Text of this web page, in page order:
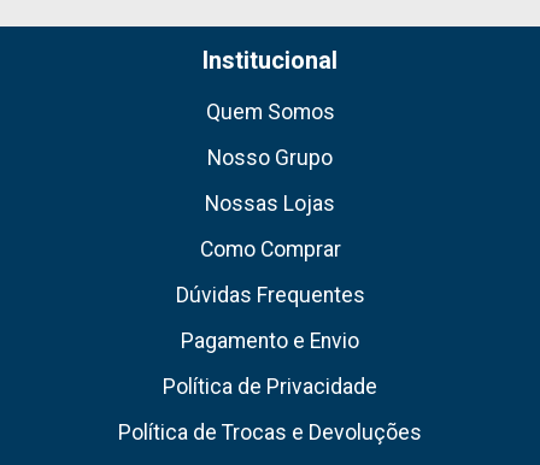
Institucional
Quem Somos
Nosso Grupo
Nossas Lojas
Como Comprar
Dúvidas Frequentes
Pagamento e Envio
Política de Privacidade
Política de Trocas e Devoluções